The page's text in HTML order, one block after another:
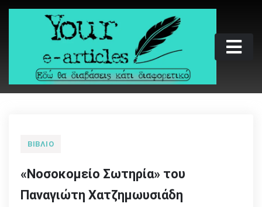
Skip
Your e-articles
Εδώ θα διαβάσεις κάτι διαφορετικό
ΒΙΒΛΊΟ
«Νοσοκομείο Σωτηρία» του
Παναγιώτη Χατζημωυσιάδη